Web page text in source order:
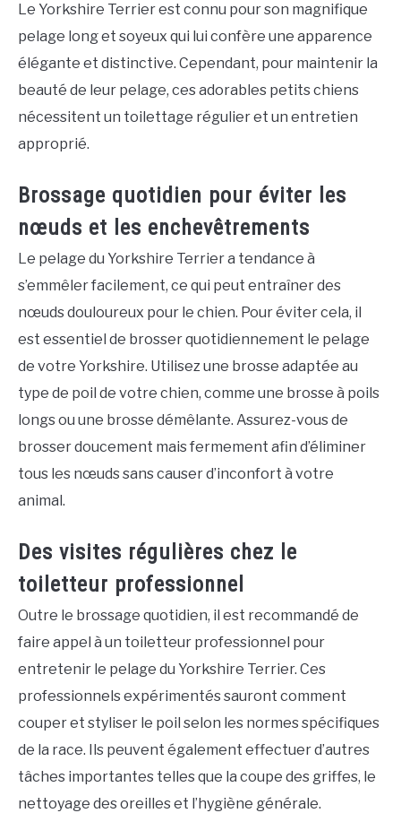
Le Yorkshire Terrier est connu pour son magnifique
pelage long et soyeux qui lui confère une apparence
élégante et distinctive. Cependant, pour maintenir la
beauté de leur pelage, ces adorables petits chiens
nécessitent un toilettage régulier et un entretien
approprié.
Brossage quotidien pour éviter les
nœuds et les enchevêtrements
Le pelage du Yorkshire Terrier a tendance à
s’emmêler facilement, ce qui peut entraîner des
nœuds douloureux pour le chien. Pour éviter cela, il
est essentiel de brosser quotidiennement le pelage
de votre Yorkshire. Utilisez une brosse adaptée au
type de poil de votre chien, comme une brosse à poils
longs ou une brosse démêlante. Assurez-vous de
brosser doucement mais fermement afin d’éliminer
tous les nœuds sans causer d’inconfort à votre
animal.
Des visites régulières chez le
toiletteur professionnel
Outre le brossage quotidien, il est recommandé de
faire appel à un toiletteur professionnel pour
entretenir le pelage du Yorkshire Terrier. Ces
professionnels expérimentés sauront comment
couper et styliser le poil selon les normes spécifiques
de la race. Ils peuvent également effectuer d’autres
tâches importantes telles que la coupe des griffes, le
nettoyage des oreilles et l’hygiène générale.